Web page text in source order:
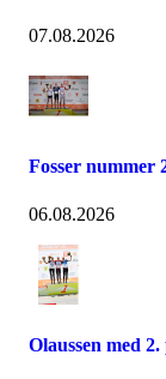
07.08.2026
Fosser nummer
06.08.2026
Olaussen med